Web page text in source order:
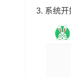
3. 系统